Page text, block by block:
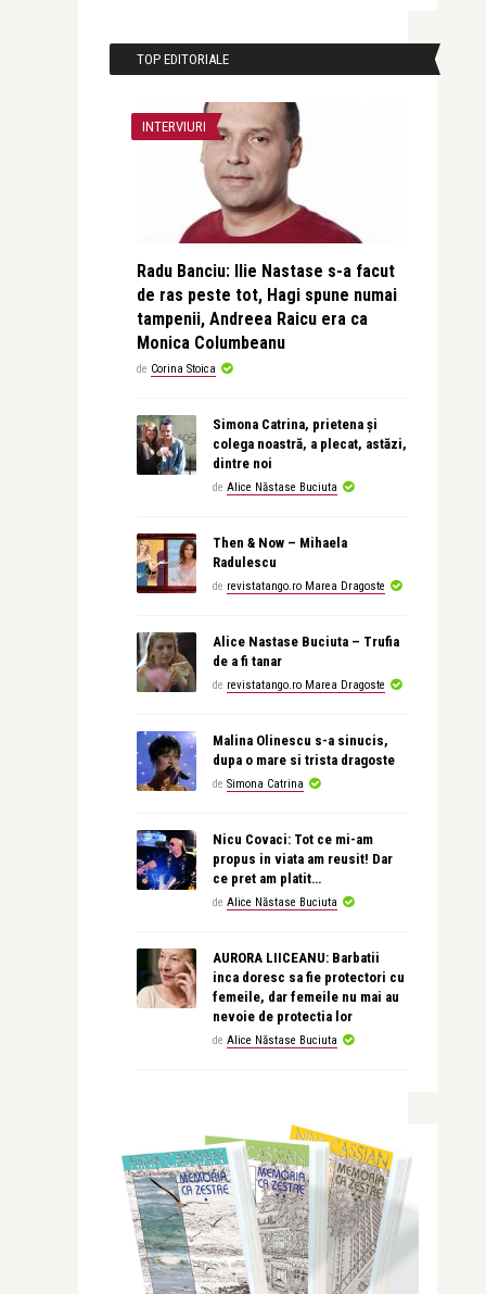
TOP EDITORIALE
INTERVIURI
Radu Banciu: Ilie Nastase s-a facut
de ras peste tot, Hagi spune numai
tampenii, Andreea Raicu era ca
Monica Columbeanu
de Corina Stoica
Simona Catrina, prietena și
colega noastră, a plecat, astăzi,
dintre noi
de Alice Năstase Buciuta
Then & Now – Mihaela
Radulescu
de revistatango.ro Marea Dragoste
Alice Nastase Buciuta – Trufia
de a fi tanar
de revistatango.ro Marea Dragoste
Malina Olinescu s-a sinucis,
dupa o mare si trista dragoste
de Simona Catrina
Nicu Covaci: Tot ce mi-am
propus in viata am reusit! Dar
ce pret am platit…
de Alice Năstase Buciuta
AURORA LIICEANU: Barbatii
inca doresc sa fie protectori cu
femeile, dar femeile nu mai au
nevoie de protectia lor
de Alice Năstase Buciuta